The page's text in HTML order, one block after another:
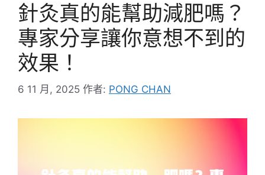
針灸真的能幫助減肥嗎？
專家分享讓你意想不到的
效果！
6 11 月, 2025 作者: PONG CHAN